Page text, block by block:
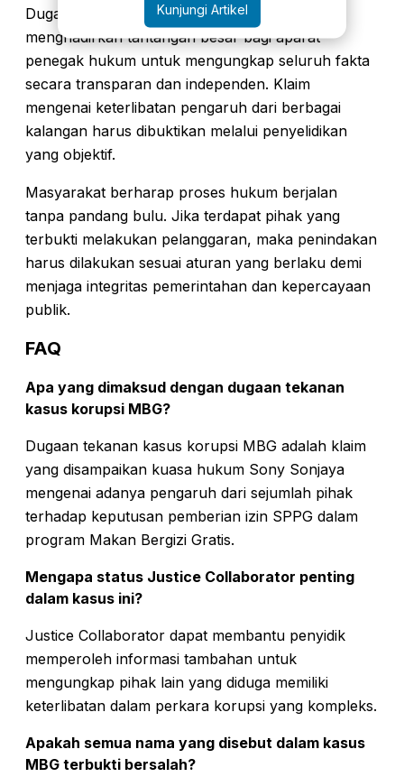
Dugaan tekanan dalam kasus korupsi MBG
menghadirkan tantangan besar bagi aparat
penegak hukum untuk mengungkap seluruh fakta
secara transparan dan independen. Klaim
mengenai keterlibatan pengaruh dari berbagai
kalangan harus dibuktikan melalui penyelidikan
yang objektif.
Masyarakat berharap proses hukum berjalan
tanpa pandang bulu. Jika terdapat pihak yang
terbukti melakukan pelanggaran, maka penindakan
harus dilakukan sesuai aturan yang berlaku demi
menjaga integritas pemerintahan dan kepercayaan
publik.
FAQ
Apa yang dimaksud dengan dugaan tekanan
kasus korupsi MBG?
Dugaan tekanan kasus korupsi MBG adalah klaim
yang disampaikan kuasa hukum Sony Sonjaya
mengenai adanya pengaruh dari sejumlah pihak
terhadap keputusan pemberian izin SPPG dalam
program Makan Bergizi Gratis.
Mengapa status Justice Collaborator penting
dalam kasus ini?
Justice Collaborator dapat membantu penyidik
memperoleh informasi tambahan untuk
mengungkap pihak lain yang diduga memiliki
keterlibatan dalam perkara korupsi yang kompleks.
Apakah semua nama yang disebut dalam kasus
MBG terbukti bersalah?
Kunjungi Artikel